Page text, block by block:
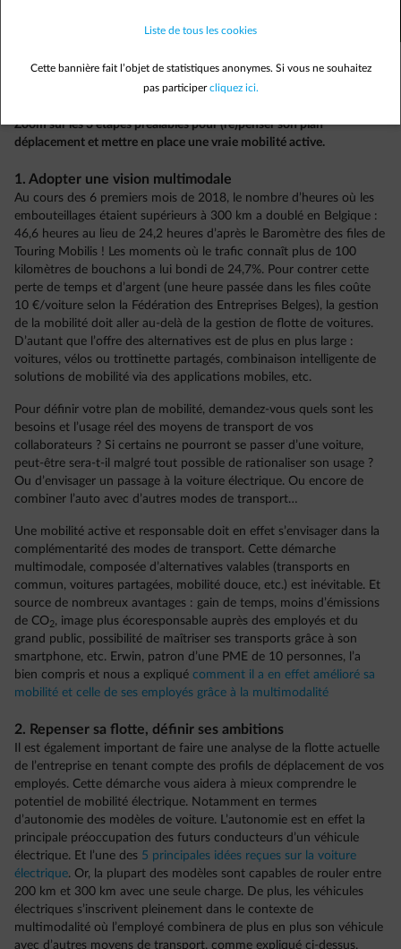
Zoom sur les 3 étapes préalables pour (re)penser son plan
déplacement et mettre en place une vraie mobilité active.
1. Adopter une vision multimodale
Au cours des 6 premiers mois de 2018, le nombre d’heures où les
embouteillages étaient supérieurs à 300 km a doublé en Belgique :
46,6 heures au lieu de 24,2 heures d’après le Baromètre des files de
Touring Mobilis ! Les moments où le trafic connaît plus de 100
kilomètres de bouchons a lui bondi de 24,7%. Pour contrer cette
perte de temps et d’argent (une heure passée dans les files coûte
10 €/voiture selon la Fédération des Entreprises Belges), la gestion
de la mobilité doit aller au-delà de la gestion de flotte de voitures.
D’autant que l’offre des alternatives est de plus en plus large :
voitures, vélos ou trottinette partagés, combinaison intelligente de
solutions de mobilité via des applications mobiles, etc.
Pour définir votre plan de mobilité, demandez-vous quels sont les
besoins et l’usage réel des moyens de transport de vos
collaborateurs ? Si certains ne pourront se passer d’une voiture,
peut-être sera-t-il malgré tout possible de rationaliser son usage ?
Ou d’envisager un passage à la voiture électrique. Ou encore de
combiner l’auto avec d’autres modes de transport…
Une mobilité active et responsable doit en effet s’envisager dans la
complémentarité des modes de transport. Cette démarche
multimodale, composée d’alternatives valables (transports en
commun, voitures partagées, mobilité douce, etc.) est inévitable. Et
source de nombreux avantages : gain de temps, moins d’émissions
de CO2, image plus écoresponsable auprès des employés et du
grand public, possibilité de maîtriser ses transports grâce à son
smartphone, etc. Erwin, patron d’une PME de 10 personnes, l’a
bien compris et nous a expliqué comment il a en effet amélioré sa
mobilité et celle de ses employés grâce à la multimodalité
2. Repenser sa flotte, définir ses ambitions
Il est également important de faire une analyse de la flotte actuelle
de l’entreprise en tenant compte des profils de déplacement de vos
employés. Cette démarche vous aidera à mieux comprendre le
potentiel de mobilité électrique. Notamment en termes
d’autonomie des modèles de voiture. L’autonomie est en effet la
principale préoccupation des futurs conducteurs d’un véhicule
électrique. Et l’une des 5 principales idées reçues sur la voiture
électrique. Or, la plupart des modèles sont capables de rouler entre
200 km et 300 km avec une seule charge. De plus, les véhicules
électriques s’inscrivent pleinement dans le contexte de
multimodalité où l’employé combinera de plus en plus son véhicule
avec d’autres moyens de transport, comme expliqué ci-dessus.
Liste de tous les cookies
Cette bannière fait l’objet de statistiques anonymes. Si vous ne souhaitez
pas participercliquez ici.